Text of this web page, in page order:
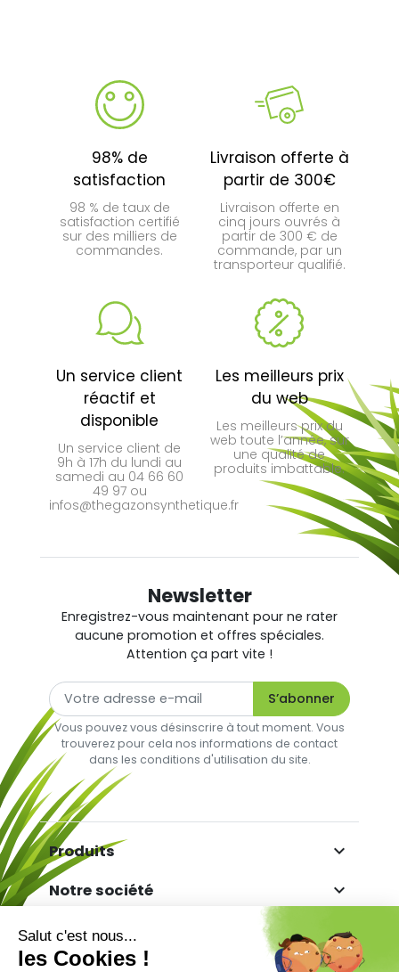
98% de
satisfaction
98 % de taux de
satisfaction certifié
sur des milliers de
commandes.
Livraison offerte à
partir de 300€
Livraison offerte en
cinq jours ouvrés à
partir de 300 € de
commande, par un
transporteur qualifié.
Un service client
réactif et
disponible
Un service client de
9h à 17h du lundi au
samedi au 04 66 60
49 97 ou
infos@thegazonsynthetique.fr
Les meilleurs prix
du web
Les meilleurs prix du
web toute l’année, sur
une qualité de
produits imbattable.
Newsletter
Enregistrez-vous maintenant pour ne rater
aucune promotion et offres spéciales.
Attention ça part vite !
Vous pouvez vous désinscrire à tout moment. Vous
trouverez pour cela nos informations de contact
dans les conditions d'utilisation du site.
Produits 
Notre société 
Votre compte 